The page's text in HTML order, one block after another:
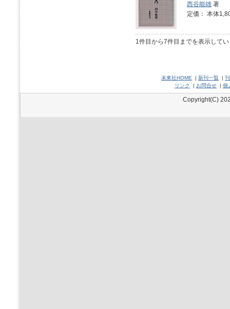
西谷能雄 著
定価： 本体
1件目から7件目までを表示して
未來社HOME | 新刊一覧 |
リンク
| お問合せ | 個
Copyright(C)